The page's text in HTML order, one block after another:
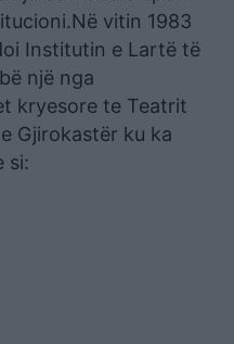
vitin 1983
Institutin e Lartë të
një nga
kryesore te Teatrit
Gjirokastër ku ka
si: